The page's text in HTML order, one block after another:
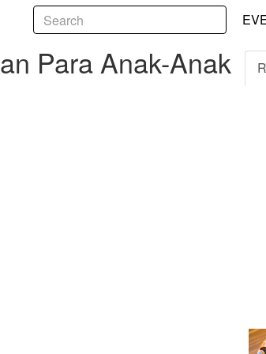
Muda di Pamularsih
Para Anak-Anak